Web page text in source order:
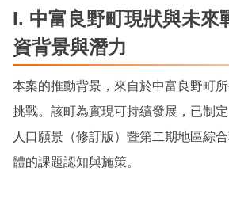
I. 中富良野町現狀與未來
資背景與潛力
本案的推動背景，來自於中富良野町
挑戰。該町為實現可持續發展，已制
人口願景（修訂版）暨第二期地區綜
體的課題認知與施策。